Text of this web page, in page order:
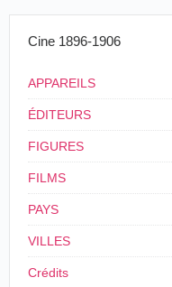
Cine 1896-1906
APPAREILS
ÉDITEURS
FIGURES
FILMS
PAYS
VILLES
Crédits